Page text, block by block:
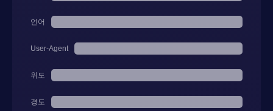
언어
User-Agent
위도
경도